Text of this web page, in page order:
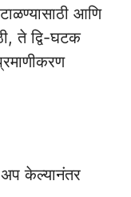
आणि
ते द्वि-घटक
केल्यानंतर